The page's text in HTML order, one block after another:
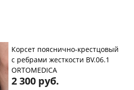
Корсет пояснично-крестцовый
с ребрами жесткости BV.06.1
ORTOMEDICA
2 300 руб.